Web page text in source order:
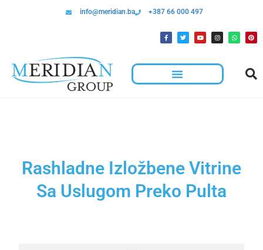
info@meridian.ba +387 66 000 497
Rashladne Izložbene Vitrine
Sa Uslugom Preko Pulta